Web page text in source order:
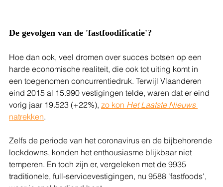
De gevolgen van de 'fastfoodificatie'?
Hoe dan ook, veel dromen over succes botsen op een
harde economische realiteit, die ook tot uiting komt in
een toegenomen concurrentiedruk. Terwijl Vlaanderen
eind 2015 al 15.990 vestigingen telde, waren dat er eind
vorig jaar 19.523 (+22%), zo kon Het Laatste Nieuws
natrekken.
Zelfs de periode van het coronavirus en de bijbehorende
lockdowns, konden het enthousiasme blijkbaar niet
temperen. En toch zijn er, vergeleken met de 9935
traditionele, full-servicevestigingen, nu 9588 'fastfoods',